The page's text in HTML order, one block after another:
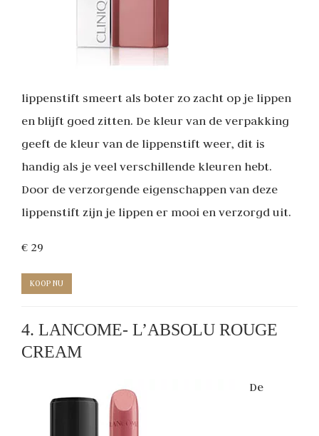
lippenstift smeert als boter zo zacht op je lippen
en blijft goed zitten. De kleur van de verpakking
geeft de kleur van de lippenstift weer, dit is
handig als je veel verschillende kleuren hebt.
Door de verzorgende eigenschappen van deze
lippenstift zijn je lippen er mooi en verzorgd uit.
€ 29
KOOP NU
4. LANCOME- L’ABSOLU ROUGE
CREAM
De